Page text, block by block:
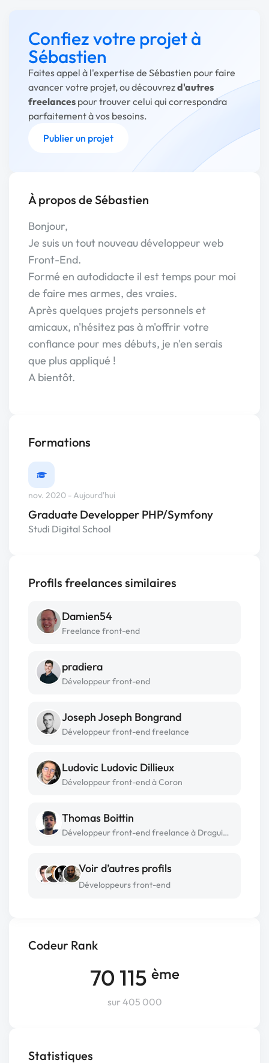
Codeur Rank
70 115 ème
sur 405 000
Statistiques
Confiez votre projet à
Sébastien
Faites appel à l'expertise de Sébastien pour faire
avancer votre projet, ou découvrezd'autres
freelances pour trouver celui qui correspondra
parfaitement à vos besoins.
Publier un projet
À propos de Sébastien
Bonjour,
Je suis un tout nouveau développeur web
Front-End.
Formé en autodidacte il est temps pour moi
de faire mes armes, des vraies.
Après quelques projets personnels et
amicaux, n'hésitez pas à m'offrir votre
confiance pour mes débuts, je n'en serais
que plus appliqué !
A bientôt.
Formations
nov. 2020 - Aujourd'hui
Graduate Developper PHP/Symfony
Studi Digital School
Profils freelances similaires
Damien54
Freelance front-end
pradiera
Développeur front-end
Joseph Joseph Bongrand
Développeur front-end freelance
Ludovic Ludovic Dillieux
Développeur front-end à Coron
Thomas Boittin
Développeur front-end freelance à Draguignan
Voir d’autres profils
Développeurs front-end